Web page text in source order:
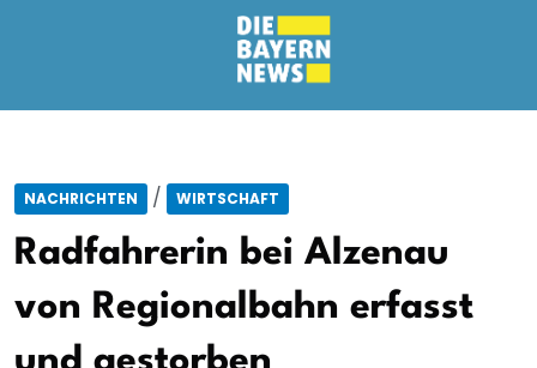
NACHRICHTEN / WIRTSCHAFT
Radfahrerin bei Alzenau
von Regionalbahn erfasst